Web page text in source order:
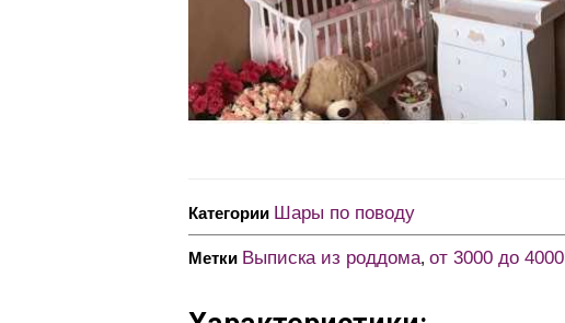
Категории Шары по поводу
Метки Выписка из роддома, от 3000 до 4000